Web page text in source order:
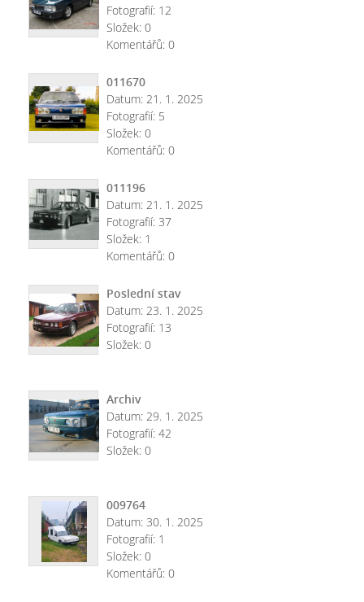
Fotografií: 12
Složek: 0
Komentářů: 0
011670
Datum: 21. 1. 2025
Fotografií: 5
Složek: 0
Komentářů: 0
011196
Datum: 21. 1. 2025
Fotografií: 37
Složek: 1
Komentářů: 0
Poslední stav
Datum: 23. 1. 2025
Fotografií: 13
Složek: 0
Archiv
Datum: 29. 1. 2025
Fotografií: 42
Složek: 0
009764
Datum: 30. 1. 2025
Fotografií: 1
Složek: 0
Komentářů: 0